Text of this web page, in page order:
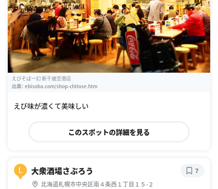
えびそば一幻 新千歳空港店
出典： ebisoba.com/shop-chitose.htm
えび味が濃くて美味しい
このスポットの詳細を見る
L 大衆酒場さぶろう
北海道札幌市中央区南４条西１丁目１５-２
7